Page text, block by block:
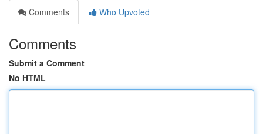
Comments
Who Upvoted
Comments
Submit a Comment
No HTML